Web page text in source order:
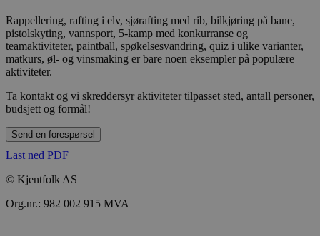
Rappellering, rafting i elv, sjørafting med rib, bilkjøring på bane,
pistolskyting, vannsport, 5-kamp med konkurranse og
teamaktiviteter, paintball, spøkelsesvandring, quiz i ulike varianter,
matkurs, øl- og vinsmaking er bare noen eksempler på populære
aktiviteter.
Ta kontakt og vi skreddersyr aktiviteter tilpasset sted, antall personer,
budsjett og formål!
Send en forespørsel
Last ned PDF
© Kjentfolk AS
Org.nr.: 982 002 915 MVA